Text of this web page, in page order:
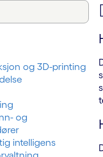
og 3D-printing
og
intelligens